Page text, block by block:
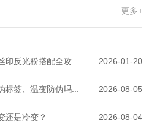
更多+
注塑"高温炼... 2026-07-03